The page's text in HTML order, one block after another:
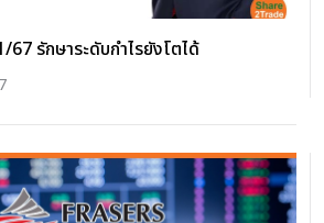
67 รักษาระดับกำไรยังโตได้